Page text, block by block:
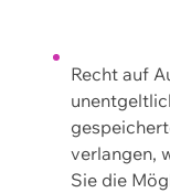
Recht auf
verlangen,
Sie die